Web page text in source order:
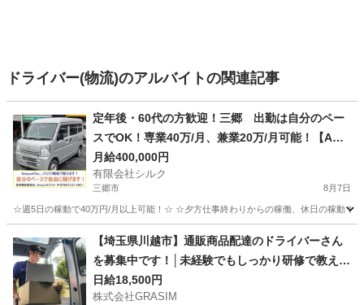
ドライバー(物流)のアルバイトの関連記事
定年後・60代の方歓迎！三郷 出勤は自分のペー
スでOK！専業40万/月、兼業20万/月可能！【Ama
zon Flex】で稼ぎましょう！
月給400,000円
有限会社シルク
三郷市 8月7日
☆週5日の稼動で40万円/月以上可能！☆ ☆夕方仕事終わりからの稼働、休日の稼動で
配送 Amazon
【埼玉県川越市】通販商品配達のドライバーさん
を募集中です！│未経験でもしっかり研修で教えま
す！
日給18,500円
株式会社GRASIM